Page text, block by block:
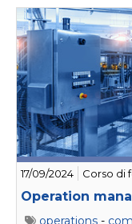
17/09/2024 Corso di
Operation
operations -